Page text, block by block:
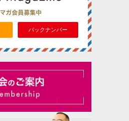
バックナンバー